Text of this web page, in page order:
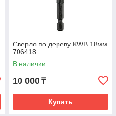
Сверло по дереву KWB 18мм
706418
В наличии
10 000 ₸
Купить